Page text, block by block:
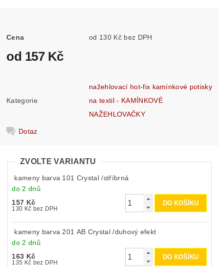
Cena od 130 Kč bez DPH
od 157 Kč
Kategorie
nažehlovací hot-fix kamínkové potisky
na textil - KAMÍNKOVÉ
NAŽEHLOVAČKY
Dotaz
ZVOLTE VARIANTU
kameny barva 101 Crystal /stříbrná
do 2 dnů
157 Kč
130 Kč bez DPH
kameny barva 201 AB Crystal /duhový efekt
do 2 dnů
163 Kč
135 Kč bez DPH